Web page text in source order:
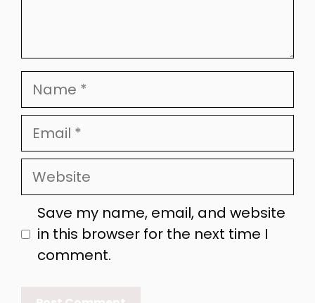
Name
Email
Website
Save my name, email, and website
in this browser for the next time I
comment.